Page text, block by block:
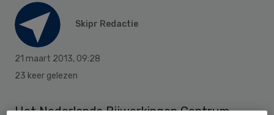
Skipr Redactie
21 maart 2013, 09:28
23 keer gelezen
Het Nederlands Bijwerkingen Centrum